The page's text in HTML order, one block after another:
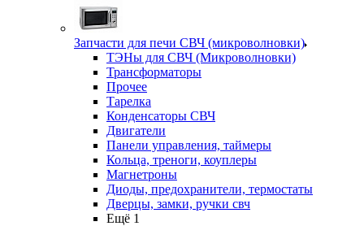
Запчасти для печи СВЧ (микроволновки)
ТЭНы для СВЧ (Микроволновки)
Трансформаторы
Прочее
Тарелка
Конденсаторы СВЧ
Двигатели
Панели управления, таймеры
Кольца, треноги, коуплеры
Магнетроны
Диоды, предохранители, термостаты
Дверцы, замки, ручки свч
Ещё 1